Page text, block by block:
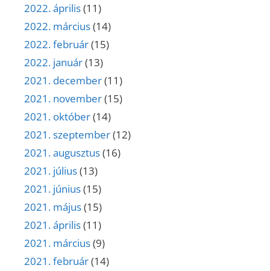
2022. április(11)
2022. március(14)
2022. február(15)
2022. január(13)
2021. december(11)
2021. november(15)
2021. október(14)
2021. szeptember(12)
2021. augusztus(16)
2021. július(13)
2021. június(15)
2021. május(15)
2021. április(11)
2021. március(9)
2021. február(14)